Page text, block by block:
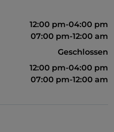
12:00 pm-04:00 pm
07:00 pm-12:00 am
Geschlossen
12:00 pm-04:00 pm
07:00 pm-12:00 am